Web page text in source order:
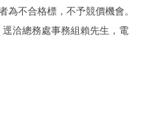
為不合格標，不予競價機會。
洽總務處事務組賴先生，電